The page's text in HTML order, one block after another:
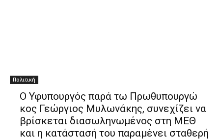
Πολιτική
Ο Υφυπουργός παρά τω Πρωθυπουργώ
κος Γεώργιος Μυλωνάκης, συνεχίζει να
βρίσκεται διασωληνωμένος στη ΜΕΘ
και η κατάστασή του παραμένει σταθερή